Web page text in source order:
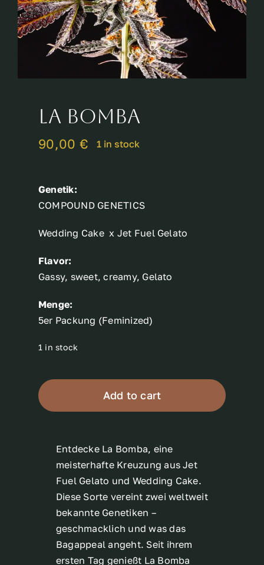
Breeder
La Bomba
90,00 € 1 in stock
Genetik:
COMPOUND GENETICS
Wedding Cake x Jet Fuel Gelato
Flavor:
Gassy, sweet, creamy, Gelato
Menge:
5er Packung (Feminized)
1 in stock
Bomba
quantity
Add to cart
Entdecke La Bomba, eine
meisterhafte Kreuzung aus Jet
Fuel Gelato und Wedding Cake.
Diese Sorte vereint zwei weltweit
bekannte Genetiken –
geschmacklich und was das
Bagappeal angeht. Seit ihrem
ersten Tag genießt La Bomba